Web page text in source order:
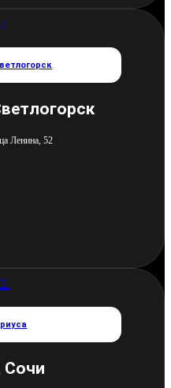
Ленина, 52
Сочи